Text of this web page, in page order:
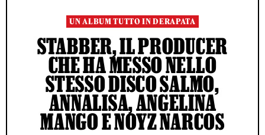
UN ALBUM TUTTO IN DERAPATA
STABBER, IL PRODUCER
CHE HA MESSO NELLO
STESSO DISCO SALMO,
ANNALISA, ANGELINA
MANGO E NOYZ NARCOS